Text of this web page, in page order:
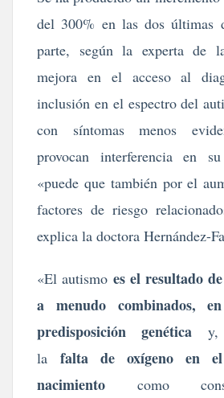
del 300% en las dos últimas
parte, según la experta de
mejora en el acceso al
inclusión en el espectro del
con síntomas menos
provocan interferencia en
«puede que también por el
factores de riesgo
explica la doctora Hernández-
«El autismo es el resultado
a menudo combinados,
predisposición genética
y,
la
falta de oxígeno en
nacimiento
como